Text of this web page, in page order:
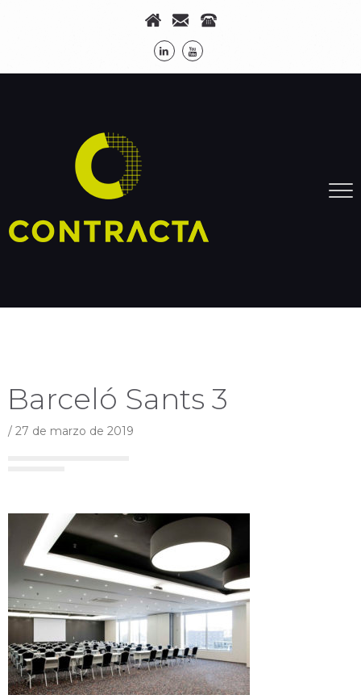
Barceló Sants 3
/ 27 de marzo de 2019